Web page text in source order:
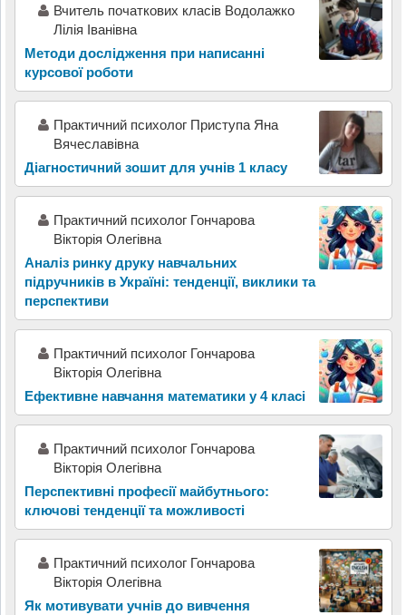
Вчитель початкових класів Водолажко
Лілія Іванівна
Методи дослідження при написанні
курсової роботи
Практичний психолог Приступа Яна
Вячеславівна
Діагностичний зошит для учнів 1 класу
Практичний психолог Гончарова
Вікторія Олегівна
Аналіз ринку друку навчальних
підручників в Україні: тенденції, виклики та
перспективи
Практичний психолог Гончарова
Вікторія Олегівна
Ефективне навчання математики у 4 класі
Практичний психолог Гончарова
Вікторія Олегівна
Перспективні професії майбутнього:
ключові тенденції та можливості
Практичний психолог Гончарова
Вікторія Олегівна
Як мотивувати учнів до вивчення